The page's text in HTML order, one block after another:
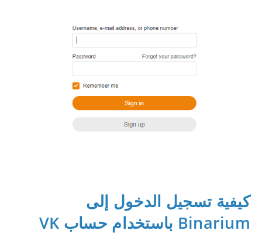
كيفية تسجيل الدخول إلى
Binarium باستخدام حساب VK